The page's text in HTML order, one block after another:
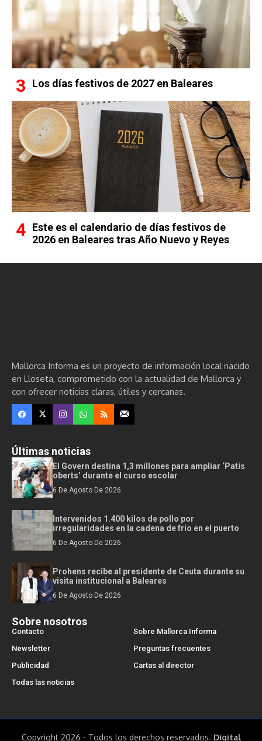
Los días festivos de 2027 en Baleares
Este es el calendario de días festivos de
2026 en Baleares tras Año Nuevo y Reyes
Mallorca Informa es un proyecto de información local nacido
en Lloseta, comprometido con la actualidad de Mallorca y
con ofrecer noticias claras, útiles y cercanas.
Últimas noticias
El Govern destina 1,3 millones para ampliar ‘Patis
oberts’ durante el curso escolar
6 De Agosto De 2026
Intervenidos 1.400 kilos de pollo por
irregularidades en la cadena de frío en el puerto
6 De Agosto De 2026
Prohens recibe al presidente de Ceuta durante su
visita institucional a Baleares
6 De Agosto De 2026
Sobre nosotros
Contacto
Sobre Mallorca Informa
Newsletter
Preguntas frecuentes
Publicidad
Cartas al director
Todas las noticias
Copyright 2026 - Todos los derechos reservados. Digital